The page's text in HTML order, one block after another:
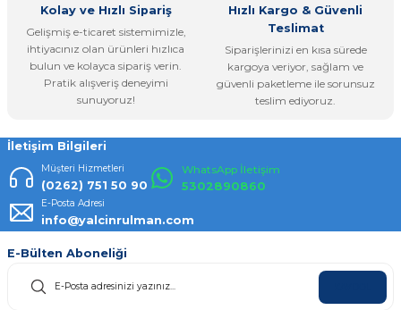
Gönder
Kolay ve Hızlı Sipariş
Gelişmiş e-ticaret sistemimizle,
ihtiyacınız olan ürünleri hızlıca
bulun ve kolayca sipariş verin.
Pratik alışveriş deneyimi
sunuyoruz!
Hızlı Kargo & Güvenli
Teslimat
Siparişlerinizi en kısa sürede
kargoya veriyor, sağlam ve
güvenli paketleme ile sorunsuz
teslim ediyoruz.
İletişim Bilgileri
Müşteri Hizmetleri
(0262) 751 50 90
WhatsApp İletişim
5302890860
E-Posta Adresi
info@yalcinrulman.com
E-Bülten Aboneliği